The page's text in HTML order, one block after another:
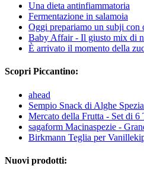
Una dieta antinfiammatoria
Fermentazione in salamoia
Oggi prepariamo un subji con
Baby Affair - Il giusto mix di
È arrivato il momento della
Scopri Piccantino:
ahead
Sempio Snack di Alghe
Mercato della Frutta - Set di
sagaform Macinaspezie -
Birkmann Teglia per
Nuovi prodotti: